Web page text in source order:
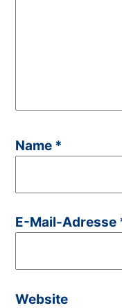
Name *
E-Mail-Adresse
Website